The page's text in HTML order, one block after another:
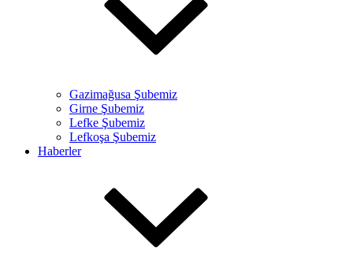
Gazimağusa Şubemiz
Girne Şubemiz
Lefke Şubemiz
Lefkoşa Şubemiz
Haberler